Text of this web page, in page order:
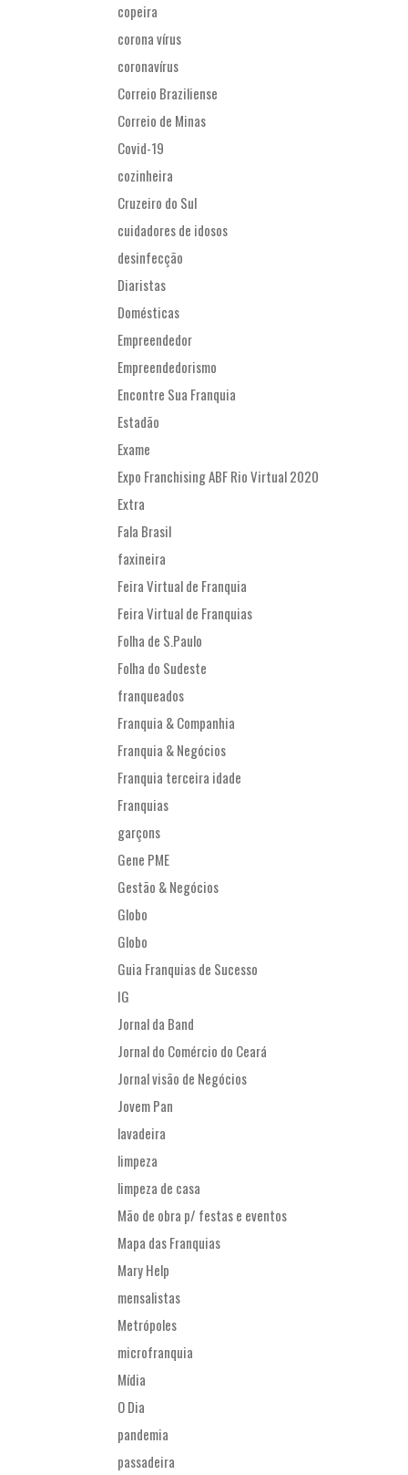
copeira
corona vírus
coronavírus
Correio Braziliense
Correio de Minas
Covid-19
cozinheira
Cruzeiro do Sul
cuidadores de idosos
desinfecção
Diaristas
Domésticas
Empreendedor
Empreendedorismo
Encontre Sua Franquia
Estadão
Exame
Expo Franchising ABF Rio Virtual 2020
Extra
Fala Brasil
faxineira
Feira Virtual de Franquia
Feira Virtual de Franquias
Folha de S.Paulo
Folha do Sudeste
franqueados
Franquia & Companhia
Franquia & Negócios
Franquia terceira idade
Franquias
garçons
Gene PME
Gestão & Negócios
Globo
Globo
Guia Franquias de Sucesso
IG
Jornal da Band
Jornal do Comércio do Ceará
Jornal visão de Negócios
Jovem Pan
lavadeira
limpeza
limpeza de casa
Mão de obra p/ festas e eventos
Mapa das Franquias
Mary Help
mensalistas
Metrópoles
microfranquia
Mídia
O Dia
pandemia
passadeira